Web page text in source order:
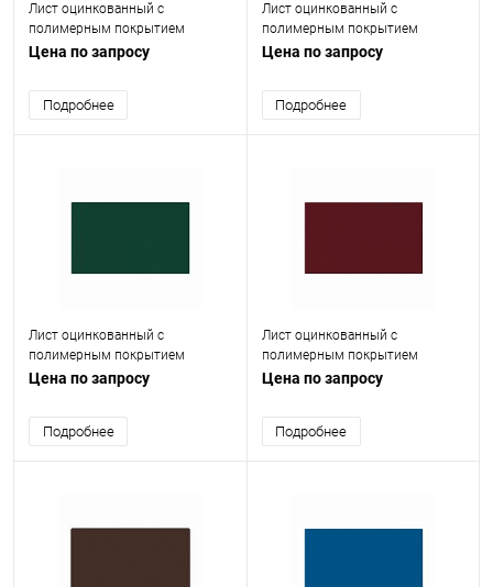
Лист оцинкованный с
полимерным покрытием
(окрашенный) 1 мм RAL 9002
Цена по запросу
Подробнее
Лист оцинкованный с
полимерным покрытием
(окрашенный) 0.8 мм RAL 7035
Цена по запросу
Подробнее
Лист оцинкованный с
полимерным покрытием
(окрашенный) 0.55 мм RAL 6005
Цена по запросу
Подробнее
Лист оцинкованный с
полимерным покрытием
(окрашенный) 0.5 мм RAL 3005
Цена по запросу
Подробнее